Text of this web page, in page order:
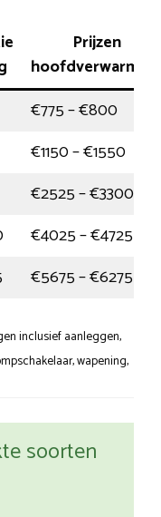
Prijzen
€775 – €800
€1150 – €1550
€2525 – €3300
€4025 – €4725
€5675 – €6275
inclusief aanleggen,
wapening,
soorten